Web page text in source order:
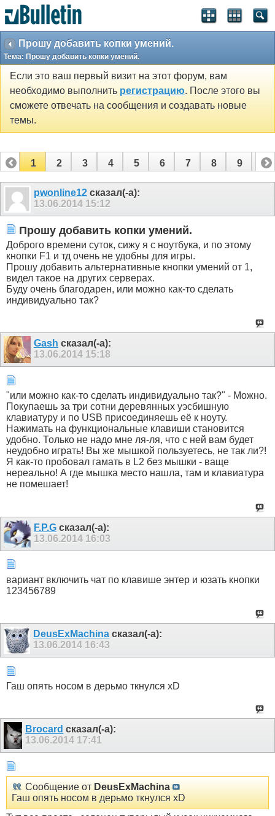
Прошу добавить копки умений.
Тема: Прошу добавить копки умений.
Если это ваш первый визит на этот форум, вам
необходимо выполнить регистрацию. После этого вы
сможете отвечать на сообщения и создавать новые
темы.
1 2 3 4 5 6 7 8 9 10
11 12
pwonline12 сказал(-а):
13.06.2014 15:12
Прошу добавить копки умений.
Доброго времени суток, сижу я с ноутбука, и по этому
кнопки F1 и тд очень не удобны для игры.
Прошу добавить альтернативные кнопки умений от 1,
видел такое на других серверах.
Буду очень благодарен, или можно как-то сделать
индивидуально так?
Gash сказал(-а):
13.06.2014 15:18
"или можно как-то сделать индивидуально так?" - Можно.
Покупаешь за три сотни деревянных уэсбишную
клавиатуру и по USB присоединяешь её к ноуту.
Нажимать на функциональные клавиши становится
удобно. Только не надо мне ля-ля, что с ней вам будет
неудобно играть! Вы же мышкой пользуетесь, не так ли?!
Я как-то пробовал гамать в L2 без мышки - ваще
нереально! А где мышка место нашла, там и клавиатура
не помешает!
F.P.G сказал(-а):
13.06.2014 16:03
вариант включить чат по клавише энтер и юзать кнопки
123456789
DeusExMachina сказал(-а):
13.06.2014 16:43
Гаш опять носом в дерьмо ткнулся xD
Brocard сказал(-а):
13.06.2014 17:41
Сообщение от DeusExMachina
Гаш опять носом в дерьмо ткнулся xD